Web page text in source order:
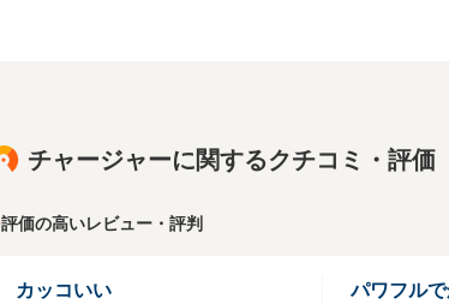
チャージャーに関するクチコミ・評価
評価の高いレビュー・評判
カッコいい パワフル